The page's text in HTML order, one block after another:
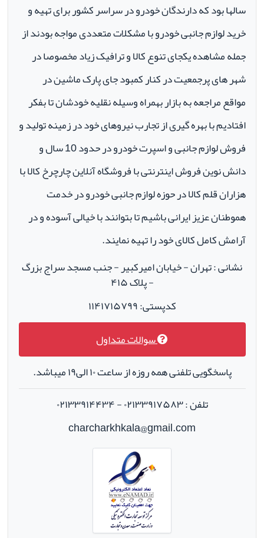
سالها بود که دارندگان خودرو در سراسر کشور برای تهیه و
خرید لوازم جانبی خودرو با مشکلات متعددی مواجه بودند از
جمله مشاهده یکجای تنوع کالا و ترافیک زیاد مخصوصا در
شهر های پرجمعیت در کنار کمبود جای پارک ماشین در
مواقع مراجعه به بازار بهمراه وسیله نقلیه خودشان تا بفکر
افتادیم با بهره گیری از تجارب نیروهای خود در زمینه تولید و
فروش لوازم جانبی و اسپرت خودرو در حدود 10 سال و
دانش نوین فروش اینترنتی با فروشگاه آنلاین چارچرخ کالا با
هزاران قلم کالا در حوزه لوازم جانبی خودرو در خدمت
هموطنان عزیز ایرانی باشیم تا بتوانند با خیالی آسوده و در
آرامش کامل کالای خود را تهیه نمایند.
نشانی : تهران - خیابان امیرکبیر - جنب مسجد سراج بزرگ
- پلاک ۴۱۵
کدپستی: ۱۱۴۱۷۱۵۷۹۹
سوالات متداول
پاسخگویی تلفنی همه روزه از ساعت ۱۰ الی۱۹ میباشد.
تلفن : ۰۲۱۳۳۹۱۷۵۸۳ - ۰۲۱۳۳۹۱۴۴۳۴
charcharkhkala@gmail.com